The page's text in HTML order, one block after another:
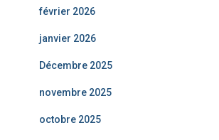
février 2026
janvier 2026
Décembre 2025
novembre 2025
octobre 2025